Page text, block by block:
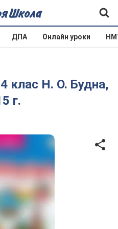
ДПА Онлайн уроки
клас Н. О. Будна,
г.